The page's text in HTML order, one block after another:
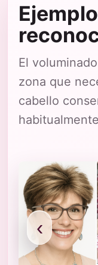
El
zona que
cabello
‹